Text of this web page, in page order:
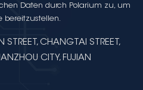
Daten durch Polarium zu, um
bereitzustellen.
CHANGTAI STREET,
CITY, FUJIAN